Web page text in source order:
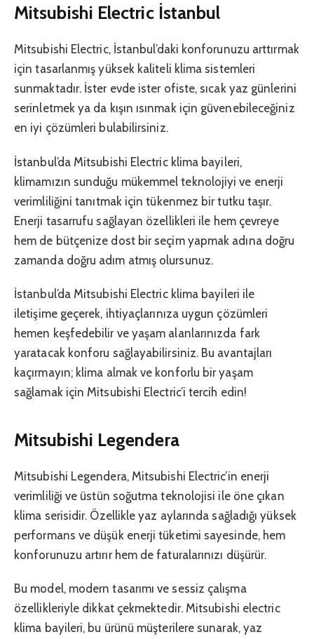
Mitsubishi Electric İstanbul
Mitsubishi Electric, İstanbul’daki konforunuzu arttırmak
için tasarlanmış yüksek kaliteli klima sistemleri
sunmaktadır. İster evde ister ofiste, sıcak yaz günlerini
serinletmek ya da kışın ısınmak için güvenebileceğiniz
en iyi çözümleri bulabilirsiniz.
İstanbul’da Mitsubishi Electric klima bayileri,
klimamızın sunduğu mükemmel teknolojiyi ve enerji
verimliliğini tanıtmak için tükenmez bir tutku taşır.
Enerji tasarrufu sağlayan özellikleri ile hem çevreye
hem de bütçenize dost bir seçim yapmak adına doğru
zamanda doğru adım atmış olursunuz.
İstanbul’da Mitsubishi Electric klima bayileri ile
iletişime geçerek, ihtiyaçlarınıza uygun çözümleri
hemen keşfedebilir ve yaşam alanlarınızda fark
yaratacak konforu sağlayabilirsiniz. Bu avantajları
kaçırmayın; klima almak ve konforlu bir yaşam
sağlamak için Mitsubishi Electric’i tercih edin!
Mitsubishi Legendera
Mitsubishi Legendera, Mitsubishi Electric’in enerji
verimliliği ve üstün soğutma teknolojisi ile öne çıkan
klima serisidir. Özellikle yaz aylarında sağladığı yüksek
performans ve düşük enerji tüketimi sayesinde, hem
konforunuzu artırır hem de faturalarınızı düşürür.
Bu model, modern tasarımı ve sessiz çalışma
özellikleriyle dikkat çekmektedir. Mitsubishi electric
klima bayileri, bu ürünü müşterilere sunarak, yaz